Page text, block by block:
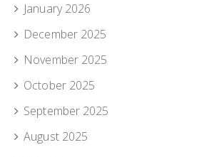
January 2026
December 2025
November 2025
October 2025
September 2025
August 2025